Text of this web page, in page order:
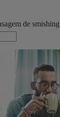
de smishing